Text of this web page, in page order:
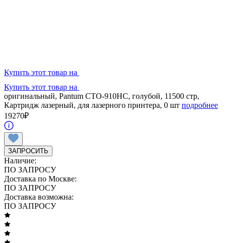
Купить этот товар на
Купить этот товар на
оригинальный, Pantum CTO-910HC, голубой, 11500 стр,
Картридж лазерный, для лазерного принтера, 0 шт подробнее
19270₽
ЗАПРОСИТЬ
Наличие:
ПО ЗАПРОСУ
Доставка по Москве:
ПО ЗАПРОСУ
Доставка возможна:
ПО ЗАПРОСУ